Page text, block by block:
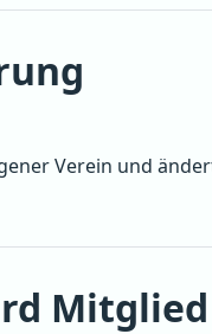
Verein und